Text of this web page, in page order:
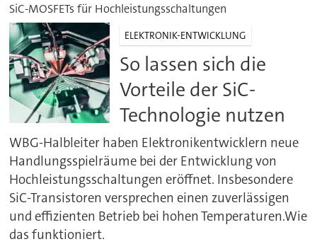
SiC-MOSFETs für Hochleistungsschaltungen
ELEKTRONIK-ENTWICKLUNG
So lassen sich die
Vorteile der SiC-
Technologie nutzen
WBG-Halbleiter haben Elektronikentwicklern neue
Handlungsspielräume bei der Entwicklung von
Hochleistungsschaltungen eröffnet. Insbesondere
SiC-Transistoren versprechen einen zuverlässigen
und effizienten Betrieb bei hohen Temperaturen.Wie
das funktioniert.